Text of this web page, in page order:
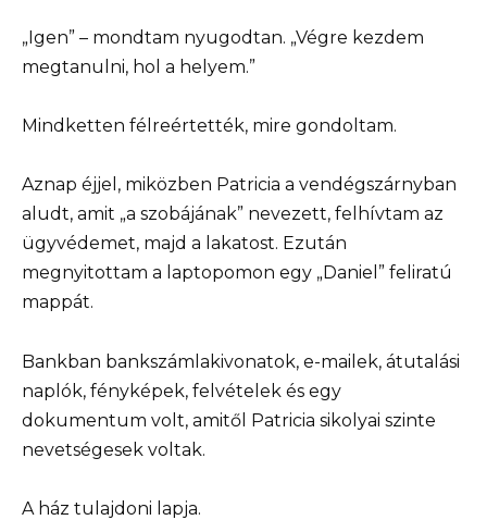
„Igen” – mondtam nyugodtan. „Végre kezdem
megtanulni, hol a helyem.”
Mindketten félreértették, mire gondoltam.
Aznap éjjel, miközben Patricia a vendégszárnyban
aludt, amit „a szobájának” nevezett, felhívtam az
ügyvédemet, majd a lakatost. Ezután
megnyitottam a laptopomon egy „Daniel” feliratú
mappát.
Bankban bankszámlakivonatok, e-mailek, átutalási
naplók, fényképek, felvételek és egy
dokumentum volt, amitől Patricia sikolyai szinte
nevetségesek voltak.
A ház tulajdoni lapja.